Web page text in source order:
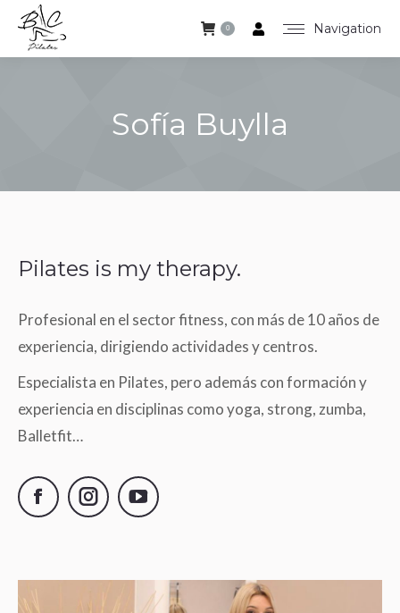
Navigation
0
Sofía Buylla
Pilates is my therapy.
Profesional en el sector fitness, con más de 10 años de
experiencia, dirigiendo actividades y centros.
Especialista en Pilates, pero además con formación y
experiencia en disciplinas como yoga, strong, zumba,
Balletfit…
FacebookInstagramYouTube